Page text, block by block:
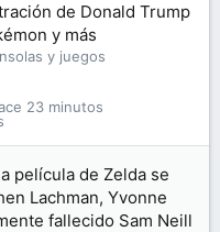
de Donald Trump
y más
y juegos
23 minutos
película de Zelda se
Lachman, Yvonne
fallecido Sam Neill